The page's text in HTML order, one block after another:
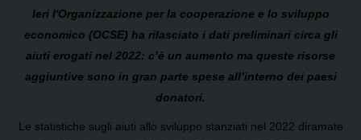
Ieri l'Organizzazione per la cooperazione e lo sviluppo
economico (OCSE) ha rilasciato i dati preliminari circa gli
aiuti erogati nel 2022: c’è un aumento ma queste risorse
aggiuntive sono in gran parte spese all’interno dei paesi
donatori.
Le statistiche sugli aiuti allo sviluppo stanziati nel 2022 diramate